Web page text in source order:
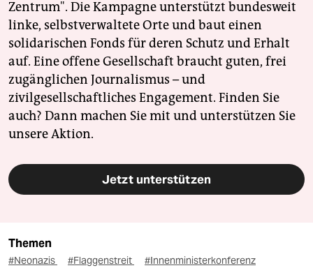
Zentrum". Die Kampagne unterstützt bundesweit
linke, selbstverwaltete Orte und baut einen
solidarischen Fonds für deren Schutz und Erhalt
auf. Eine offene Gesellschaft braucht guten, frei
zugänglichen Journalismus – und
zivilgesellschaftliches Engagement. Finden Sie
auch? Dann machen Sie mit und unterstützen Sie
unsere Aktion.
Jetzt unterstützen
Themen
#Neonazis #Flaggenstreit
#Innenministerkonferenz